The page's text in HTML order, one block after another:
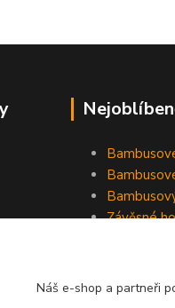
Závěsné
Náš e-shop a partneři